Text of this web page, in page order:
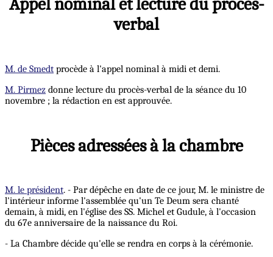
verbal
M. de Smedt procède à l'appel nominal à midi et demi.
M. Pirmez donne lecture du procès-verbal de la séance du 10
novembre ; la rédaction en est approuvée.
Pièces adressées à la chambre
M. le président. - Par dépêche en date de ce jour, M. le ministre de
l'intérieur informe l'assemblée qu'un Te Deum sera chanté
demain, à midi, en l'église des SS. Michel et Gudule, à l'occasion
du 67e anniversaire de la naissance du Roi.
- La Chambre décide qu'elle se rendra en corps à la cérémonie.